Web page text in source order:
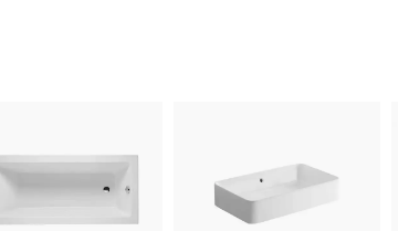
Imagem do Produto